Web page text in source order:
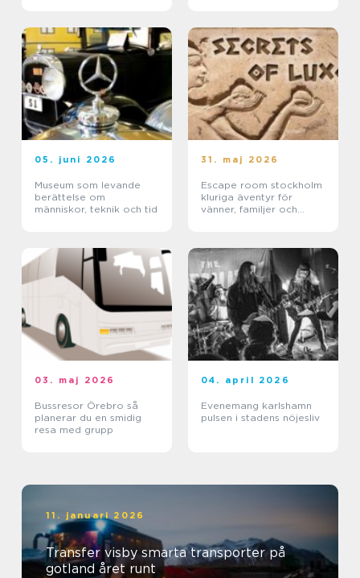
05. juni 2026
Museum som levande
berättelse om
människor, teknik och tid
31. maj 2026
Escape room stockholm
kluriga äventyr för
vänner, familjer och
03. maj 2026
Bussresor Örebro så
planerar du en smidig
resa med grupp
04. april 2026
Evenemang karlshamn
pulsen i stadens nöjesliv
11. januari 2026
Transfer visby smarta transporter på
gotland året runt